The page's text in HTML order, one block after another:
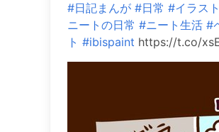
#日記まんが #日常 #イラス
ニートの日常 #ニート生活 #
ト #ibispaint https://t.co/